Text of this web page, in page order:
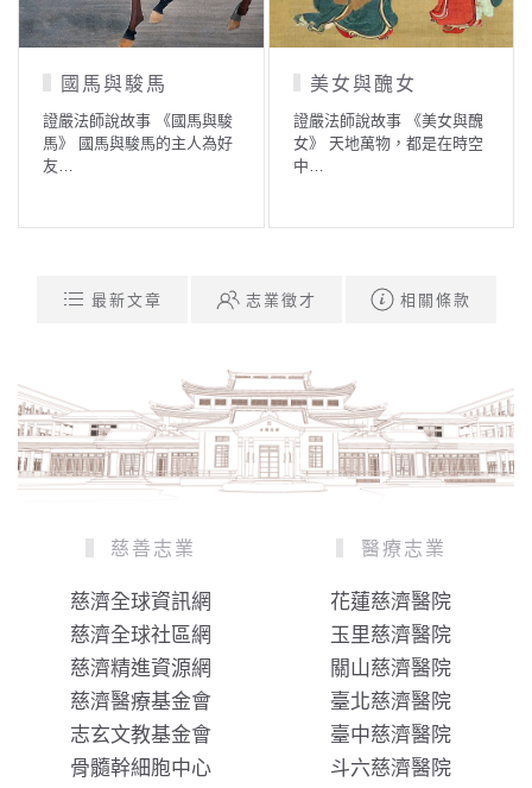
國馬與駿馬
證嚴法師說故事 《國馬與駿
馬》 國馬與駿馬的主人為好
友…
美女與醜女
證嚴法師說故事 《美女與醜
女》 天地萬物，都是在時空
中…
最新文章 志業徵才 相關條款
慈善志業
慈濟全球資訊網
慈濟全球社區網
慈濟精進資源網
慈濟醫療基金會
志玄文教基金會
骨髓幹細胞中心
醫療志業
花蓮慈濟醫院
玉里慈濟醫院
關山慈濟醫院
臺北慈濟醫院
臺中慈濟醫院
斗六慈濟醫院